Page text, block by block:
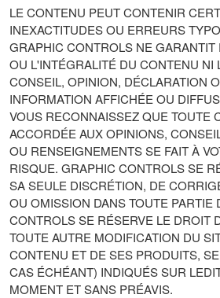
LE CONTENU PEUT CONTENIR
INEXACTITUDES OU ERREURS
GRAPHIC CONTROLS NE GARANTIT
OU L'INTÉGRALITÉ DU CONTENU NI
CONSEIL, OPINION, DÉCLARATION
INFORMATION AFFICHÉE OU
VOUS RECONNAISSEZ QUE TOUTE
ACCORDÉE AUX OPINIONS,
OU RENSEIGNEMENTS SE FAIT À
RISQUE. GRAPHIC CONTROLS SE
SA SEULE DISCRÉTION, DE
OU OMISSION DANS TOUTE PARTIE
CONTROLS SE RÉSERVE LE DROIT
TOUTE AUTRE MODIFICATION DU
CONTENU ET DE SES PRODUITS,
CAS ÉCHÉANT) INDIQUÉS SUR
MOMENT ET SANS PRÉAVIS.